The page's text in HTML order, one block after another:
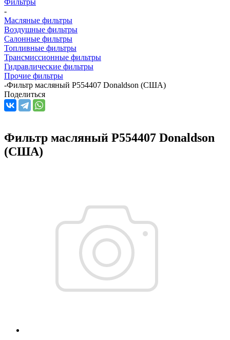
-
Масляные фильтры
Воздушные фильтры
Салонные фильтры
Топливные фильтры
Трансмиссионные фильтры
Гидравлические фильтры
Прочие фильтры
-Фильтр масляный P554407 Donaldson (США)
Поделиться
Фильтр масляный P554407 Donaldson
(США)